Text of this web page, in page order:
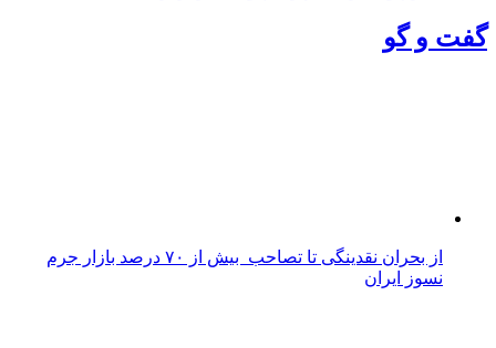
گفت و گو
از بحران نقدینگی تا تصاحب بیش از ۷۰ درصد بازار جرم
نسوز ایران